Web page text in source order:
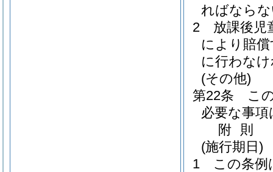
ればなら
2
放課後児
により賠
に行わな
(その他)
第22条
こ
必要な事
附 則
(施行期日)
1
この条例